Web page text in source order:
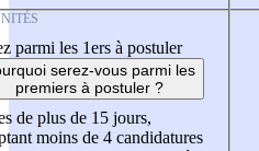
parmi les 1ers à postuler
serez-vous parmi les
premiers à postuler ?
de plus de 15 jours,
moins de 4 candidatures